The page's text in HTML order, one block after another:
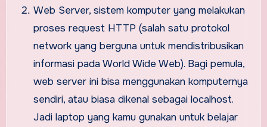
Web Server, sistem komputer yang melakukan
proses request HTTP (salah satu protokol
network yang berguna untuk mendistribusikan
informasi pada World Wide Web). Bagi pemula,
web server ini bisa menggunakan komputernya
sendiri, atau biasa dikenal sebagai localhost.
Jadi laptop yang kamu gunakan untuk belajar